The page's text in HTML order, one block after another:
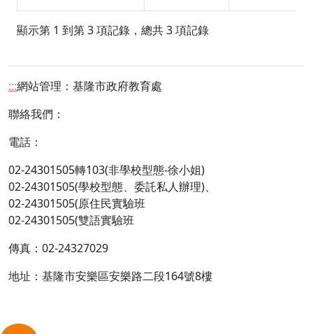
顯示第 1 到第 3 項記錄，總共 3 項記錄
:::網站管理：基隆市政府教育處
聯絡我們：
電話：
02-24301505轉103(非學校型態-徐小姐)
02-24301505(學校型態、委託私人辦理)、
02-24301505(原住民實驗班
02-24301505(雙語實驗班
傳真：02-24327029
地址：基隆市安樂區安樂路二段164號8樓